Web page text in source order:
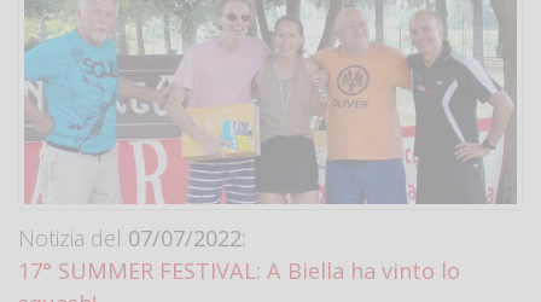
Notizia del 07/07/2022:
17° SUMMER FESTIVAL: A Biella ha vinto lo